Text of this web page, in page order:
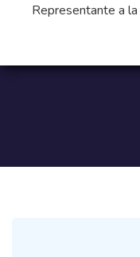
Representante a la